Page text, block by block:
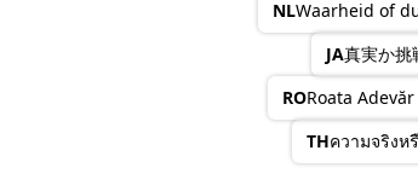
NLWaarheid of
JA真実か挑
RORoata
THความจริงห